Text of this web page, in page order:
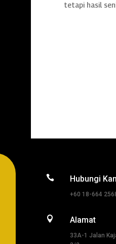
tetapi hasil
 Hubungi
+60 18-664
 Alamat
33A-1 Jalan